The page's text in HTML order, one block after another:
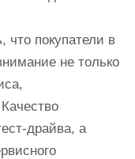
что покупатели в
не только
драйва, а